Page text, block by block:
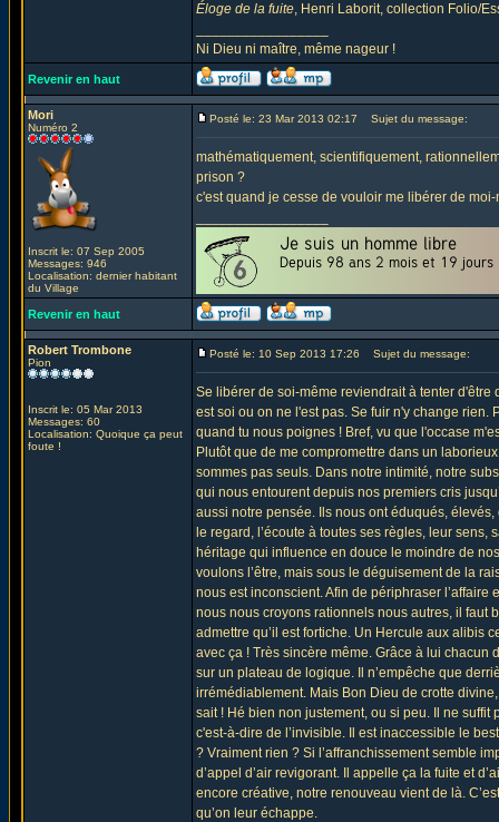
Éloge de la fuite, Henri Laborit, collection Folio/
Ni Dieu ni maître, même nageur !
Revenir en haut
Mori
Numéro 2
Inscrit le: 07 Sep 2005
Messages: 946
Localisation: dernier habitant
du Village
Posté le: 23 Mar 2013 02:17 Sujet du message:
mathématiquement, scientifiquement,
prison ?
c'est quand je cesse de vouloir me libérer de
Revenir en haut
Robert Trombone
Pion
Inscrit le: 05 Mar 2013
Messages: 60
Localisation: Quoique ça peut
foute !
Posté le: 10 Sep 2013 17:26 Sujet du message:
Se libérer de soi-même reviendrait à tenter
est soi ou on ne l'est pas. Se fuir n'y change rien.
quand tu nous poignes ! Bref, vu que l'occase
Plutôt que de me compromettre dans un
sommes pas seuls. Dans notre intimité, notre
qui nous entourent depuis nos premiers cris
aussi notre pensée. Ils nous ont éduqués,
le regard, l’écoute à toutes ses règles, leur
héritage qui influence en douce le moindre de
voulons l’être, mais sous le déguisement de la
nous est inconscient. Afin de périphraser l’affaire
nous nous croyons rationnels nous autres, il faut
admettre qu’il est fortiche. Un Hercule aux alibis
avec ça ! Très sincère même. Grâce à lui chacun
sur un plateau de logique. Il n’empêche que
irrémédiablement. Mais Bon Dieu de crotte
sait ! Hé bien non justement, ou si peu. Il ne suffit
c'est-à-dire de l’invisible. Il est inaccessible le
? Vraiment rien ? Si l’affranchissement semble
d’appel d’air revigorant. Il appelle ça la fuite et
encore créative, notre renouveau vient de là.
qu’on leur échappe.